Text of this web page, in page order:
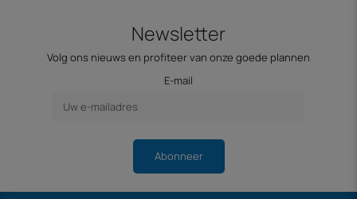
Newsletter
Volg ons nieuws en profiteer van onze goede plannen
E-mail
Abonneer